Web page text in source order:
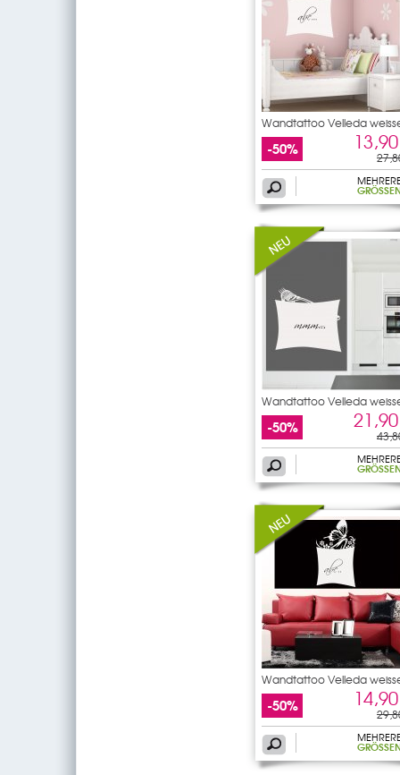
Wandtattoo Velleda
-50%
GRÖSSEN
Wandtattoo Velleda
-50%
GRÖSSEN
Wandtattoo Velleda
-50%
GRÖSSEN